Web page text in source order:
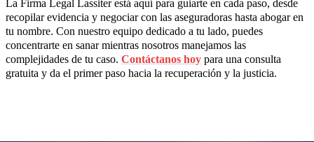
La Firma Legal Lassiter está aquí para guiarte en cada paso, desde
recopilar evidencia y negociar con las aseguradoras hasta abogar en
tu nombre. Con nuestro equipo dedicado a tu lado, puedes
concentrarte en sanar mientras nosotros manejamos las
complejidades de tu caso. Contáctanos hoy para una consulta
gratuita y da el primer paso hacia la recuperación y la justicia.